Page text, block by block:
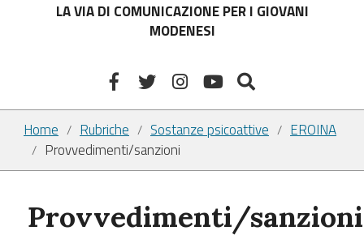
LA VIA DI COMUNICAZIONE PER I GIOVANI
MODENESI
Home / Rubriche / Sostanze psicoattive / EROINA
/ Provvedimenti/sanzioni
Provvedimenti/sanzioni